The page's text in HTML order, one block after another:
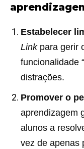
Estabelecer
Linkpara gerir
funcionalidade
distrações.
Promover o
aprendizagem
alunos a
vez de apenas